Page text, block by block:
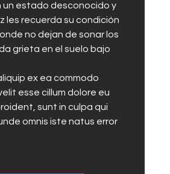
un estado desconocido y
les recuerda su condición
no dejan de sonar los
grieta en el suelo bajo
ex ea commodo
esse cillum dolore eu
sunt in culpa qui
omnis iste natus error